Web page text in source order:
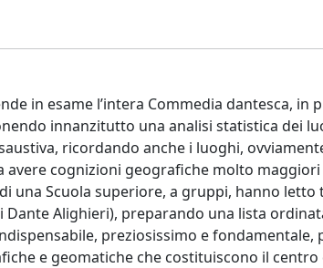
in esame l’intera Commedia dantesca, in
innanzitutto una analisi statistica dei
ricordando anche i luoghi,
avere cognizioni geografiche molto
una Scuola superiore, a gruppi, hanno
Dante Alighieri), preparando una lista
preziosissimo e
e geomatiche che costituiscono il